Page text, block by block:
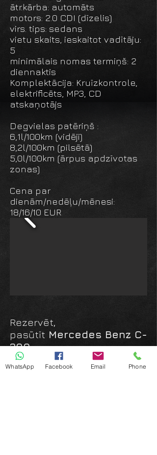
ātr.kārba: automāts
motors: 2.0 CDI (dīzelis)
virs. tips: sedans
vietu skaits, ieskaitot vadītāju:
5
minimālais nomas termiņš: 2
diennaktis
Komplektācija: Kruīzkontrole,
elektrificēts, MP3, CD
atskaņotājs
Degvielas patēriņš :
6,1l/100km (vidēji)
8,2l/100km (pilsētā)
5,0l/100km (ārpus apdzīvotas
zonas)
Сena par
dienām/nedēļu/mēnesi:
18/16/10 EUR
Rezervēt,
pasūtīt Mercedes Benz C-
200
WhatsApp Facebook Email Phone